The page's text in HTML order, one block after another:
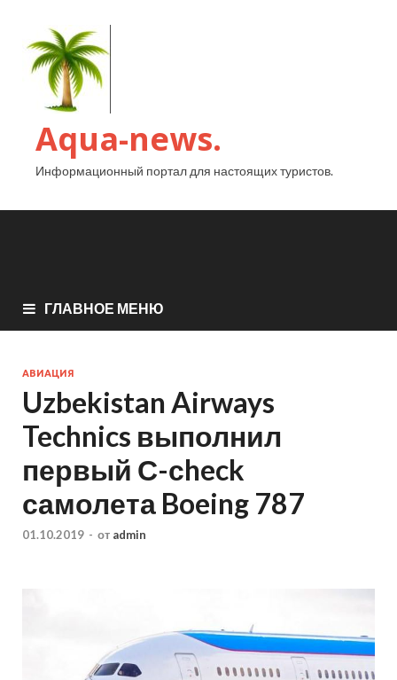
Aqua-news.
Информационный портал для настоящих туристов.
ГЛАВНОЕ МЕНЮ
АВИАЦИЯ
Uzbekistan Airways
Technics выполнил
первый С-сheck
самолета Boeing 787
01.10.2019 - от admin